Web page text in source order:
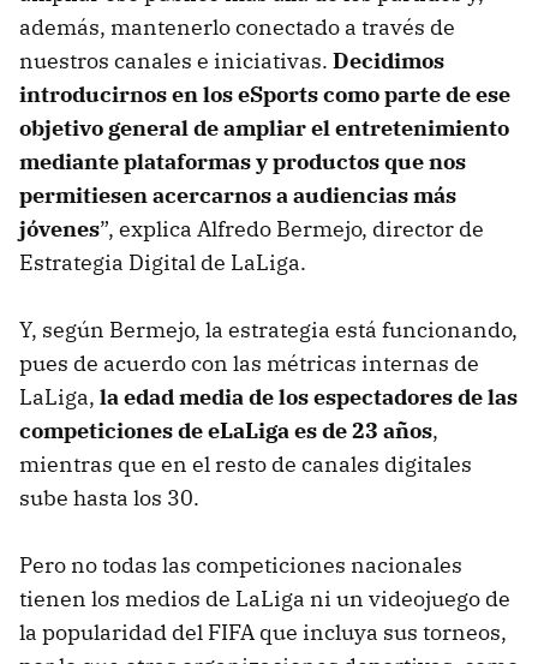
además, mantenerlo conectado a través de
nuestros canales e iniciativas. Decidimos
introducirnos en los eSports como parte de ese
objetivo general de ampliar el entretenimiento
mediante plataformas y productos que nos
permitiesen acercarnos a audiencias más
jóvenes”, explica Alfredo Bermejo, director de
Estrategia Digital de LaLiga.
Y, según Bermejo, la estrategia está funcionando,
pues de acuerdo con las métricas internas de
LaLiga, la edad media de los espectadores de las
competiciones de eLaLiga es de 23 años,
mientras que en el resto de canales digitales
sube hasta los 30.
Pero no todas las competiciones nacionales
tienen los medios de LaLiga ni un videojuego de
la popularidad del FIFA que incluya sus torneos,